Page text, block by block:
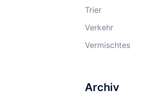
Trier
Verkehr
Vermischtes
Archiv